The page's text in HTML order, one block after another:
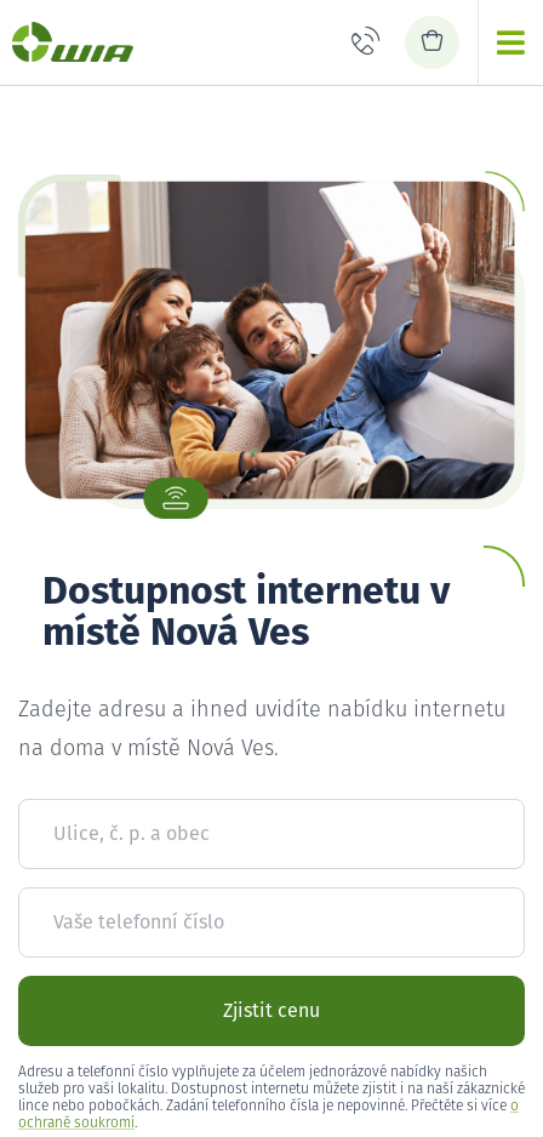
Dostupnost internetu v
místě Nová Ves
Zadejte adresu a ihned uvidíte nabídku internetu
na doma v místě Nová Ves.
Ulice, č. p. a obec
Vaše telefonní číslo
Zjistit cenu
Adresu a telefonní číslo vyplňujete za účelem jednorázové nabídky našich
služeb pro vaši lokalitu. Dostupnost internetu můžete zjistit i na naší zákaznické
lince nebo pobočkách. Zadání telefonního čísla je nepovinné. Přečtěte si více o
ochraně soukromí.